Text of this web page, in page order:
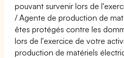
pouvant survenir lors de
/ Agente de production de
êtes protégés contre les
lors de l'exercice de votre
production de matériels